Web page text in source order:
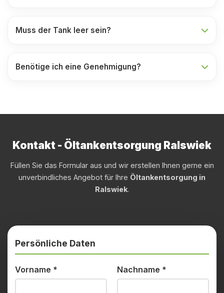
Muss der Tank leer sein?
Benötige ich eine Genehmigung?
Kontakt - Öltankentsorgung Ralswiek
Füllen Sie das Formular aus und wir erstellen Ihnen gerne ein
unverbindliches Angebot für Ihre Öltankentsorgung in
Ralswiek.
Persönliche Daten
Vorname * Nachname *